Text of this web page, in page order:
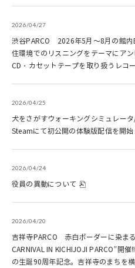
2026/04/27
渋谷PARCO 2026年5月～8月の館内
住環境でのリスニングをテーマにア
CD・カセットテープを取り扱うレコ
2026/04/25
犬をさがすウォーキングシミュレー
Steamにて初公開の体験版配信を開始
2026/04/24
役員の異動について
2026/04/20
吉祥寺PARCO 赤白ボーダーに染ま
CARNIVAL IN KICHIJOJI PARCO”開
の生誕90周年記念。吉祥寺のまちを